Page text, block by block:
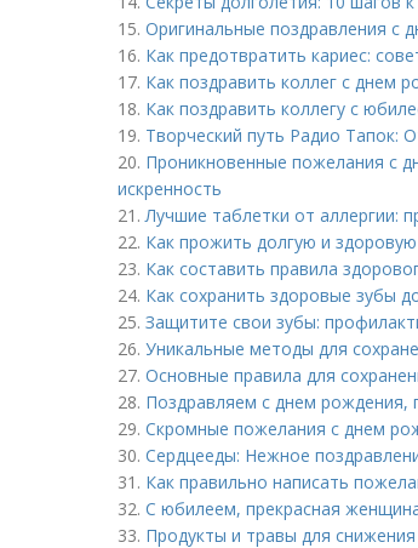
15. Оригинальные поздравления с
16. Как предотвратить кариес:
17. Как поздравить коллег с днем
18. Как поздравить коллегу с
19. Творческий путь Радио Тапок:
20. Проникновенные пожелания с
искренность
21.Лучшие таблетки от аллергии:
22. Как прожить долгую и
23. Как составить правила
24. Как сохранить здоровые зубы
25. Защитите свои зубы:
26. Уникальные методы для
27. Основные правила для
28. Поздравляем с днем рождения,
29. Скромные пожелания с днем
30. Сердцееды: Нежное
31. Как правильно написать
32. С юбилеем, прекрасная
33. Продукты и травы для